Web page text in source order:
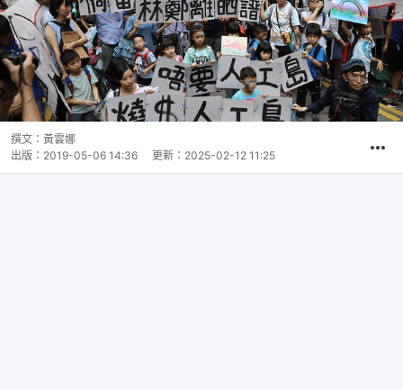
撰文： 黃雲娜
出版： 2019-05-06 14:36 更新： 2025-02-12 11:25